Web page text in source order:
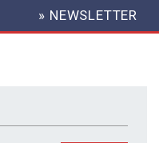
HEADER
MENU
» NEWSLETTER